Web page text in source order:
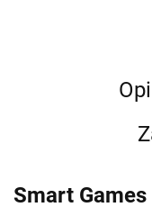
Smart Games